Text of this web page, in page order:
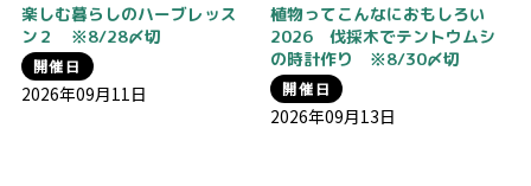
楽しむ暮らしのハーブレッス
ン２ ※8/28〆切
開催日
2026年09月11日
植物ってこんなにおもしろい
2026 伐採木でテントウムシ
の時計作り ※8/30〆切
開催日
2026年09月13日